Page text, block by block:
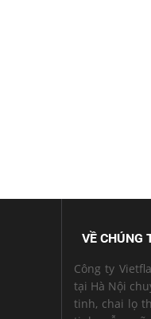
VỀ CHÚNG
Công ty
tại Hà Nội
tinh, chai lọ